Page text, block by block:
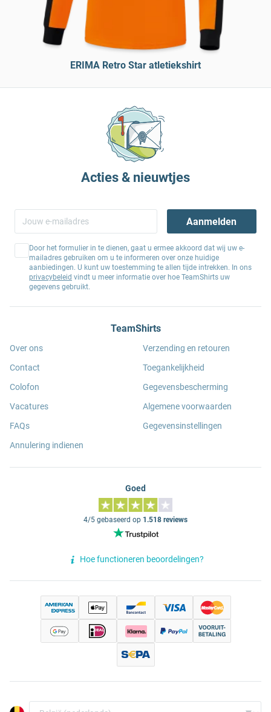
ERIMA Retro Star atletiekshirt
Acties & nieuwtjes
Aanmelden
Door het formulier in te dienen, gaat u ermee akkoord dat wij uw e-
mailadres gebruiken om u te informeren over onze huidige
aanbiedingen. U kunt uw toestemming te allen tijde intrekken. In ons
privacybeleid vindt u meer informatie over hoe TeamShirts uw
gegevens gebruikt.
TeamShirts
Over ons
Contact
Colofon
Vacatures
FAQs
Annulering indienen
Verzending en retouren
Toegankelijkheid
Gegevensbescherming
Algemene voorwaarden
Gegevensinstellingen
Goed
4/5 gebaseerd op 1.518 reviews
Hoe functioneren beoordelingen?